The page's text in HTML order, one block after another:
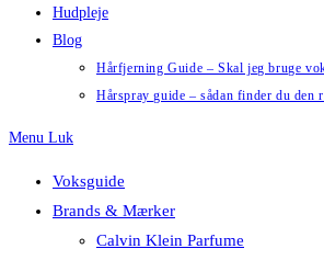
Hudpleje
Blog
Hårfjerning Guide – Skal jeg bruge
Hårspray guide – sådan finder du den
Menu Luk
Voksguide
Brands & Mærker
Calvin Klein Parfume